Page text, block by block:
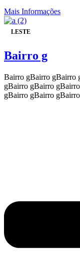
Mais Informações
LESTE
Bairro g
Bairro gBairro gBairro
gBairro gBairro
gBairro gBairro gBairro